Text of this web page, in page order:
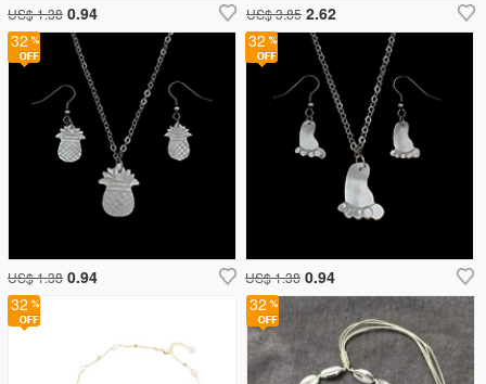
32
32
US$ 1.38 0.94
US$ 1.38 0.94
32
US$ 1.38 0.94
32
US$ 3.85 2.62